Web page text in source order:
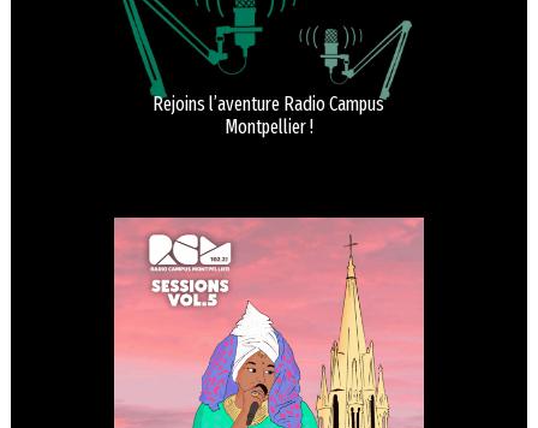
Rejoins l’aventure Radio Campus
Montpellier !